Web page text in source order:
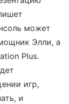
может
Элли, а
Plus.
игр,
и